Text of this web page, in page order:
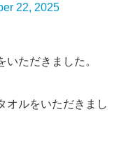
22, 2025
ただきました。
オルをいただきまし